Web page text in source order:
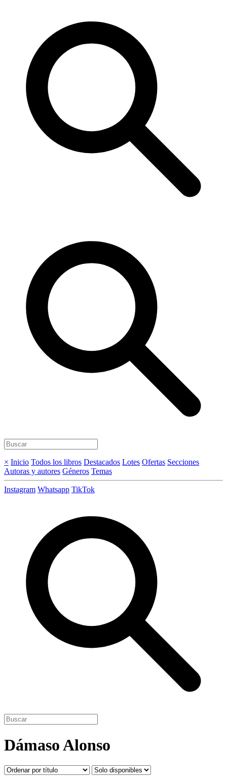
× Inicio Todos los libros Destacados Lotes Ofertas Secciones
Autoras y autores Géneros Temas
Instagram Whatsapp TikTok
Dámaso Alonso